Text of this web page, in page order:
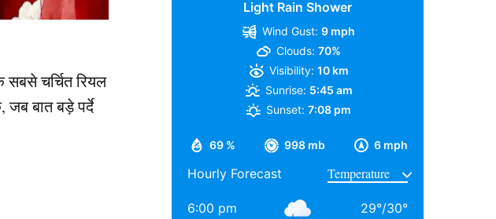
चर्चित रियल
जब बात बड़े पर्दे
Light Rain Shower
69 % 998 mb 6 mph
Wind Gust: 9 mph
Clouds: 70%
Visibility: 10 km
Sunrise: 5:45 am
Sunset: 7:08 pm
Hourly Forecast
6:00 pm 29°/30°